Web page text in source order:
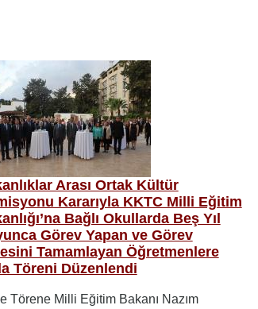
Arası Ortak Kültür
Kararıyla KKTC Milli Eğitim
Bağlı Okullarda Beş Yıl
Görev Yapan ve Görev
Tamamlayan Öğretmenlere
Töreni Düzenlendi
Törene Milli Eğitim Bakanı Nazım